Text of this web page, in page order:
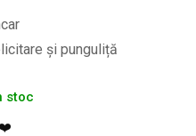
și punguliță
stoc
❤️